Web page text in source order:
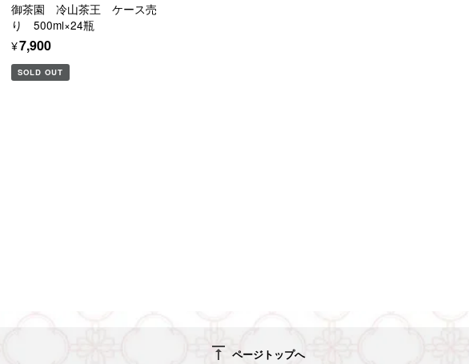
御茶園 冷山茶王 ケース売
り 500ml×24瓶
¥7,900
SOLD OUT
vertical_align_top ページトップへ